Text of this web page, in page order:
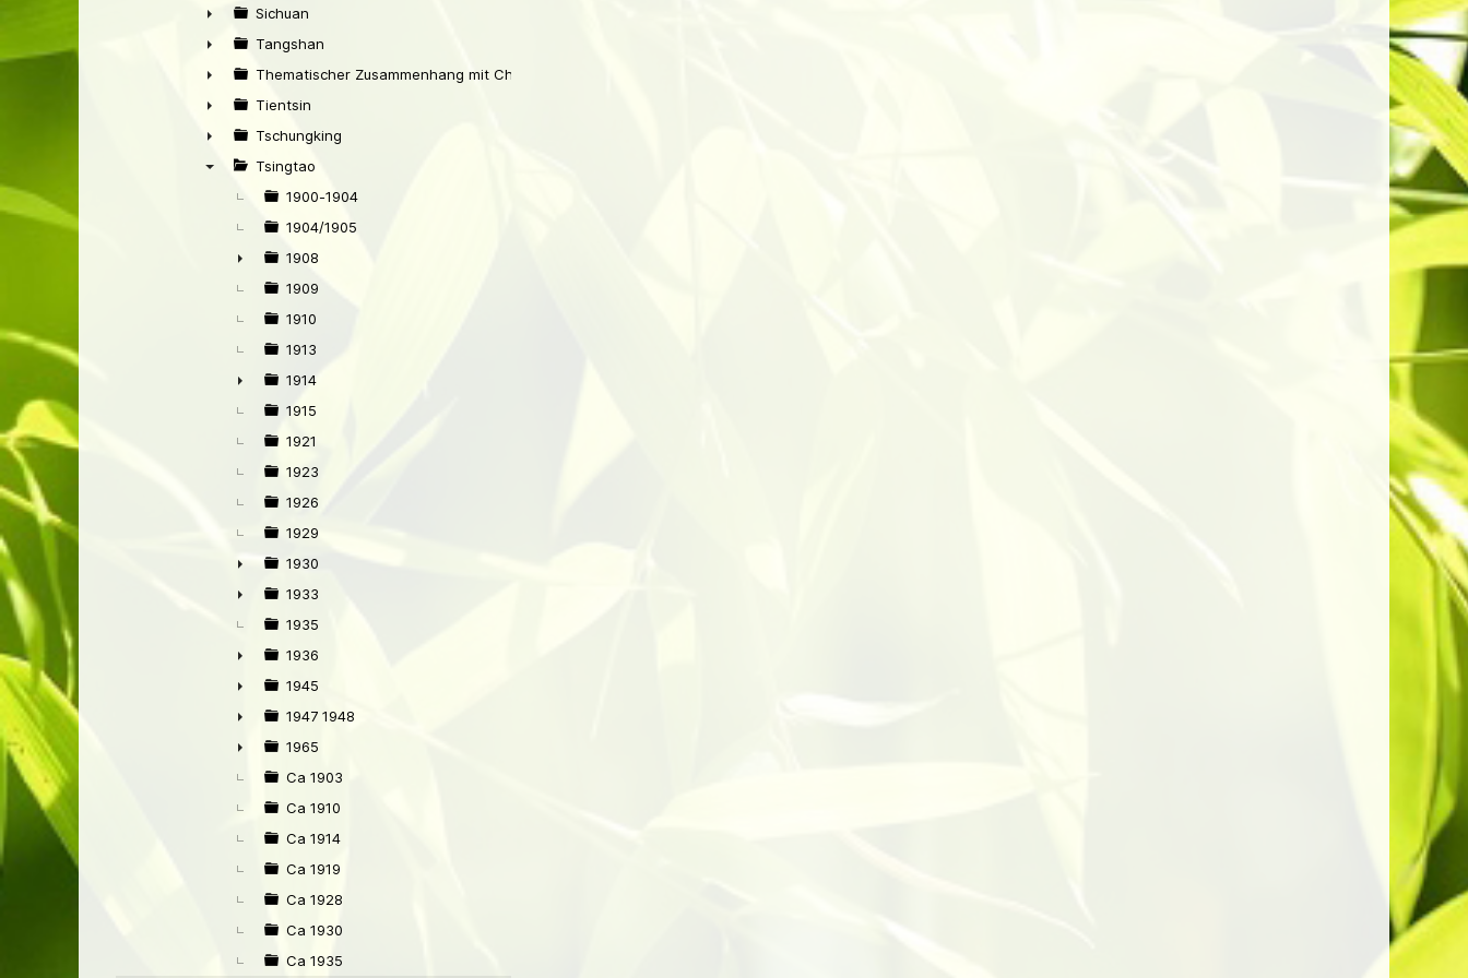
►
►
Sichuan
►
Tangshan
►
Thematischer Zusammenhang mit China
►
Tientsin
►
Tschungking
Tsingtao
1900-1904
1904/1905
►
1908
1909
1910
1913
►
1914
1915
1921
1923
1926
1929
►
1930
►
1933
1935
►
1936
►
1945
►
1947 1948
►
1965
Ca 1903
Ca 1910
Ca 1914
Ca 1919
Ca 1928
Ca 1930
Ca 1935